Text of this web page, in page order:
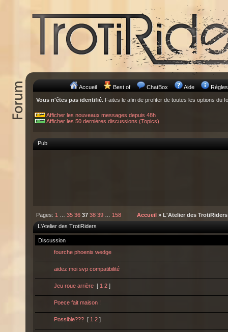
Accueil Best of ChatBox Aide Règles
Vous n'êtes pas identifié. Faites le afin de profiter de toutes les options du
Afficher les nouveaux messages depuis 48h
Afficher les 50 dernières discussions (Topics)
Pub
Pages: 1 35 36 37 38 39 158 Accueil » L'Atelier des TrotiRiders
L'Atelier des TrotiRiders
Discussion
fourche phoenix wedge
aidez moi svp compatibilité
Jeu roue arrière [ 1 2 ]
Poece fait maison !
Possible??? [ 1 2 ]